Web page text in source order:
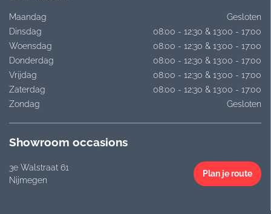
Maandag
Gesloten
Dinsdag
08:00 - 12:30 & 13:00 - 17:00
Woensdag
08:00 - 12:30 & 13:00 - 17:00
Donderdag
08:00 - 12:30 & 13:00 - 17:00
Vrijdag
08:00 - 12:30 & 13:00 - 17:00
Zaterdag
08:00 - 12:30 & 13:00 - 17:00
Zondag
Gesloten
Showroom occasions
3e Walstraat 61
Nijmegen
Plan je route